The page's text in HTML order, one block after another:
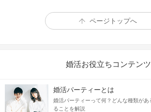
ページトップへ
婚活お役立ちコンテンツ
婚活パーティーとは
婚活パーティーって何？どんな種類があ
ることを解説